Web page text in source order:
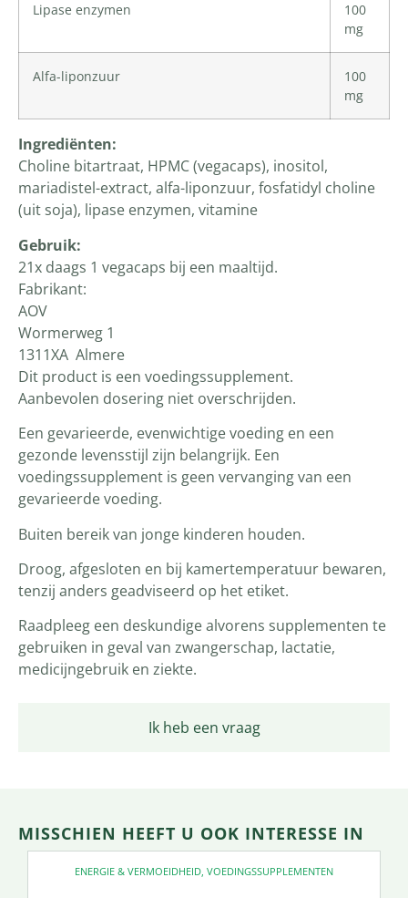
Ik heb een vraag
Lipase enzymen
100
mg
Alfa-liponzuur
100
mg
Ingrediënten:
Choline bitartraat, HPMC (vegacaps), inositol,
mariadistel-extract, alfa-liponzuur, fosfatidyl choline
(uit soja), lipase enzymen, vitamine
Gebruik:
21x daags 1 vegacaps bij een maaltijd.
Fabrikant:
AOV
Wormerweg 1
1311XA Almere
Dit product is een voedingssupplement.
Aanbevolen dosering niet overschrijden.
Een gevarieerde, evenwichtige voeding en een
gezonde levensstijl zijn belangrijk. Een
voedingssupplement is geen vervanging van een
gevarieerde voeding.
Buiten bereik van jonge kinderen houden.
Droog, afgesloten en bij kamertemperatuur bewaren,
tenzij anders geadviseerd op het etiket.
Raadpleeg een deskundige alvorens supplementen te
gebruiken in geval van zwangerschap, lactatie,
medicijngebruik en ziekte.
MISSCHIEN HEEFT U OOK INTERESSE IN
ENERGIE & VERMOEIDHEID VOEDINGSSUPPLEMENTEN